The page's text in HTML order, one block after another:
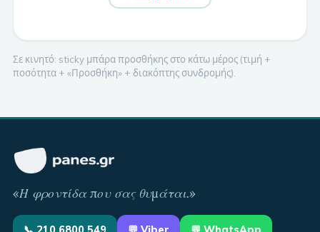
Σε κινητό: sticky μπάρα προσθήκης στο κάτω μέρος (τιμή +
ποσότητα + «Προσθήκη» + διακόπτης συνδρομής).
«Η φροντίδα που σας θυμάται.»